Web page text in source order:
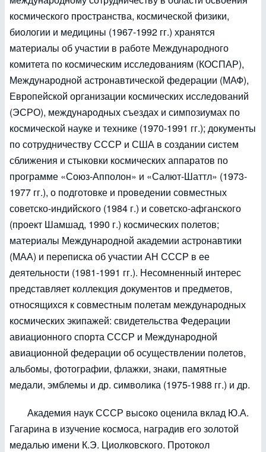
космического пространства, космической физики,
биологии и медицины (1967-1992 гг.) хранятся
материалы об участии в работе Международного
комитета по космическим исследованиям (КОСПАР),
Международной астронавтической федерации (МАФ),
Европейской организации космических исследований
(ЭСРО), международных съездах и симпозиумах по
космической науке и технике (1970-1991 гг.); документы
по сотрудничеству СССР и США в создании систем
сближения и стыковки космических аппаратов по
программе «Союз-Апполон» и «Салют-Шаттл» (1973-
1977 гг.), о подготовке и проведении совместных
советско-индийского (1984 г.) и советско-афганского
(проект Шамшад, 1990 г.) космических полетов;
материалы Международной академии астронавтики
(МАА) и переписка об участии АН СССР в ее
деятельности (1981-1991 гг.). Несомненный интерес
представляет коллекция документов и предметов,
относящихся к совместным полетам международных
космических экипажей: свидетельства Федерации
авиационного спорта СССР и Международной
авиационной федерации об осуществлении полетов,
альбомы, фотографии, флажки, знаки, памятные
медали, эмблемы и др. символика (1975-1988 гг.) и др.
Академия наук СССР высоко оценила вклад Ю.А.
Гагарина в изучение космоса, наградив его золотой
медалью имени К.Э. Циолковского. Протокол